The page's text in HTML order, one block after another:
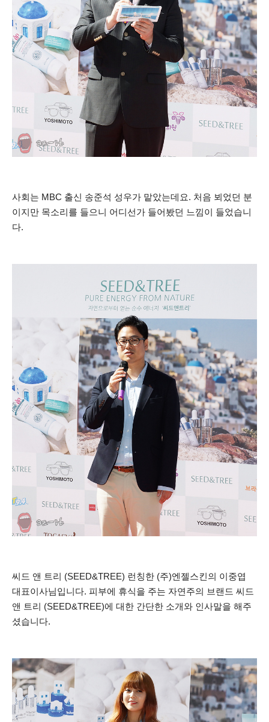
사회는 MBC 출신 송준석 성우가 맡았는데요. 처음 뵈었던 분
이지만 목소리를 들으니 어디선가 들어봤던 느낌이 들었습니
다.
씨드 앤 트리 (SEED&TREE) 런칭한 (주)엔젤스킨의 이중엽
대표이사님입니다. 피부에 휴식을 주는 자연주의 브랜드 씨드
앤 트리 (SEED&TREE)에 대한 간단한 소개와 인사말을 해주
셨습니다.